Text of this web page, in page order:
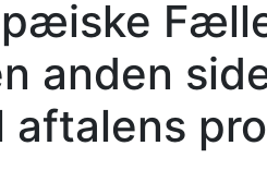
anden